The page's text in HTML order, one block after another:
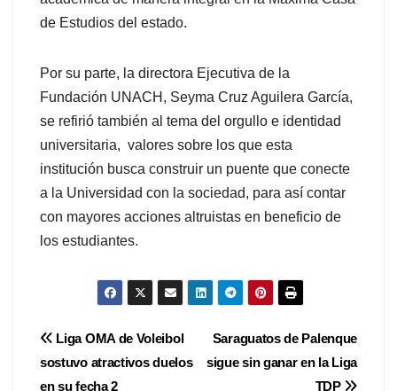
de Estudios del estado.
Por su parte, la directora Ejecutiva de la
Fundación UNACH, Seyma Cruz Aguilera García,
se refirió también al tema del orgullo e identidad
universitaria, valores sobre los que esta
institución busca construir un puente que conecte
a la Universidad con la sociedad, para así contar
con mayores acciones altruistas en beneficio de
los estudiantes.
Navegación
de
Saraguatos de Palenque
sigue sin ganar en la Liga
TDP
Liga OMA de Voleibol
sostuvo atractivos duelos
en su fecha 2